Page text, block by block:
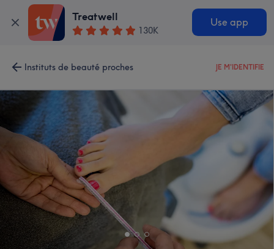
Treatwell
130K
Use app
Instituts de beauté proches JE M'IDENTIFIE